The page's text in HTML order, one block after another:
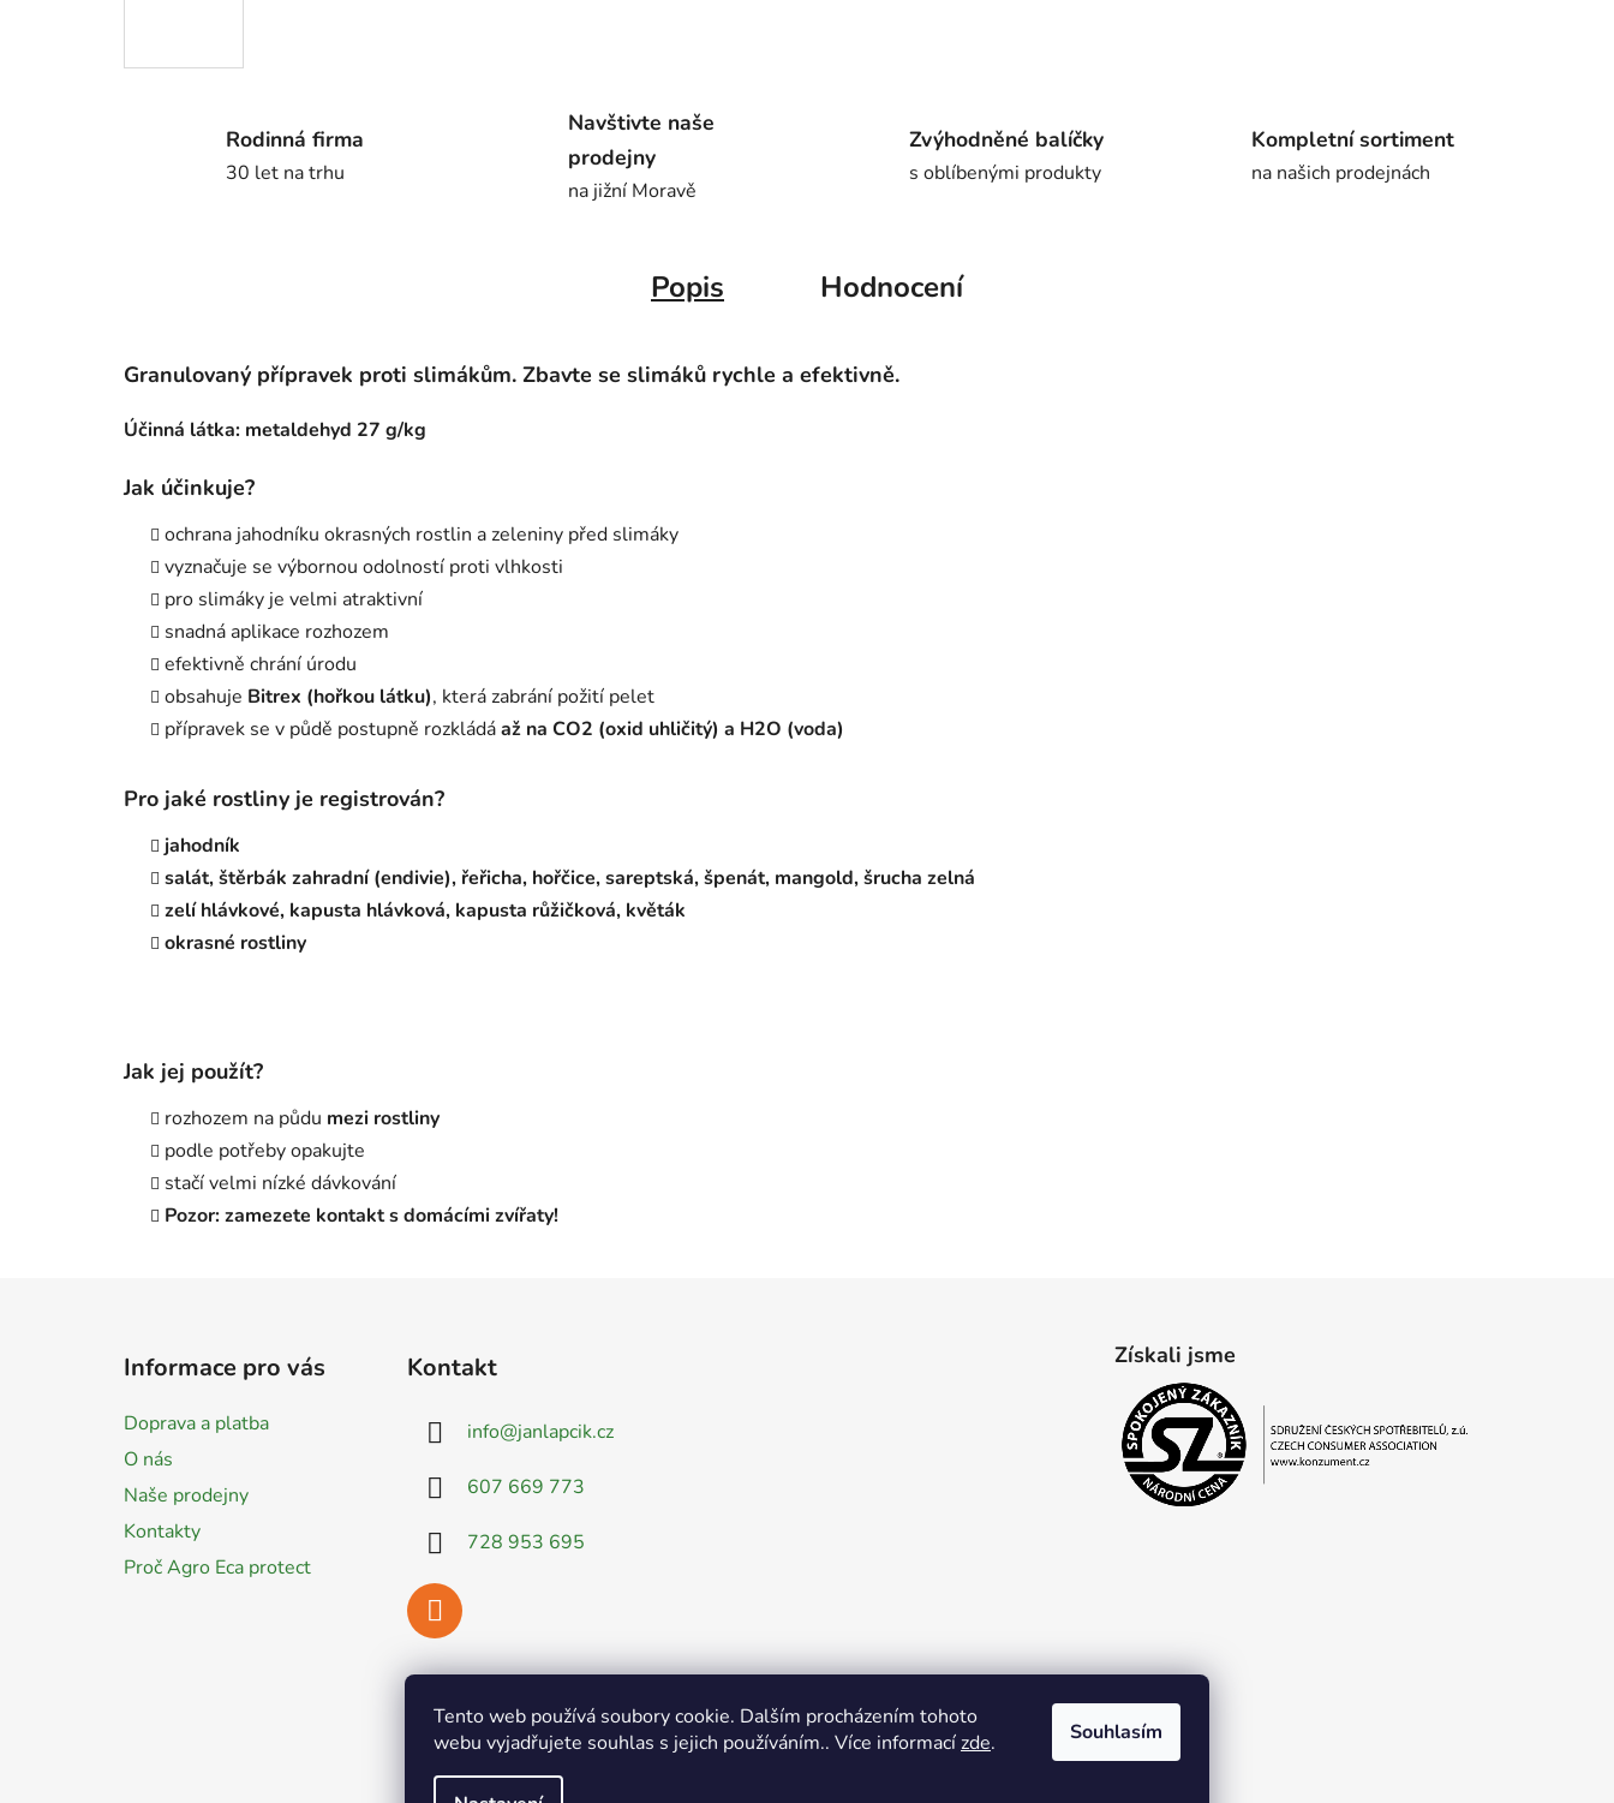
Tento web používá soubory cookie. Dalším procházením tohoto
webu vyjadřujete souhlas s jejich používáním.. Více informacízde. Souhlasím
Rodinná firma
30 let na trhu
Navštivte naše
prodejny
na jižní Moravě
Zvýhodněné balíčky
s oblíbenými produkty
Kompletní sortiment
na našich prodejnách
Popis Hodnocení
Granulovaný přípravek proti slimákům. Zbavte se slimáků rychle a efektivně.
Účinná látka: metaldehyd 27 g/kg
Jak účinkuje?
ochrana jahodníku okrasných rostlin a zeleniny před slimáky
vyznačuje se výbornou odolností proti vlhkosti
pro slimáky je velmi atraktivní
snadná aplikace rozhozem
efektivně chrání úrodu
obsahuje Bitrex (hořkou látku), která zabrání požití pelet
přípravek se v půdě postupně rozkládáaž na CO2 (oxid uhličitý) a H2O (voda)
Pro jaké rostliny je registrován?
jahodník
salát, štěrbák zahradní (endivie), řeřicha, hořčice, sareptská, špenát, mangold, šrucha zelná
zelí hlávkové, kapusta hlávková, kapusta růžičková, květák
okrasné rostliny
Jak jej použít?
rozhozem na půdu mezi rostliny
podle potřeby opakujte
stačí velmi nízké dávkování
Pozor: zamezete kontakt s domácími zvířaty!
Informace pro vás
Doprava a platba
O nás
Naše prodejny
Kontakty
Proč Agro Eca protect
Kontakt
info@janlapcik.cz
607 669 773
728 953 695
Získali jsme
Obchodní podmínky Ochrana osobních údajů